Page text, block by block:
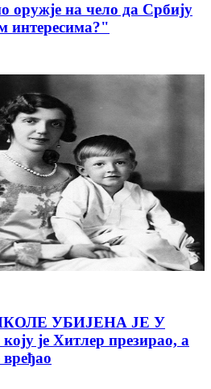
оружје на чело да Србију
интересима?"
УБИЈЕНА ЈЕ У
је Хитлер презирао, а
вређао